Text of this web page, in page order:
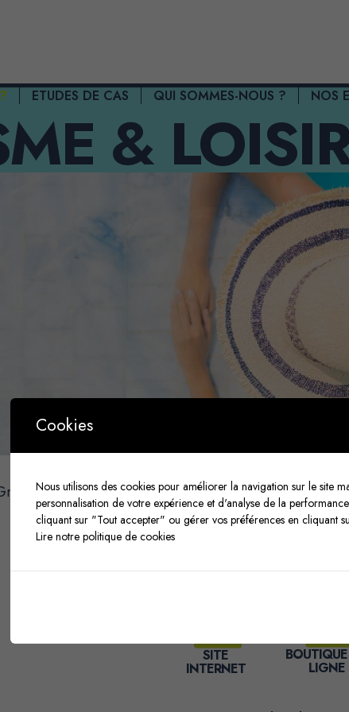
ETUDES DE CAS QUI SOMMES-NOUS ? NOS
&
à nos nombreux clients, nous avons pu
afin depromouvoirdestinations,
SITE
INTERNET LIGNE
Cookies
Nous utilisons des cookies pour améliorer la navigation sur le site
personnalisation de votre expérience et d'analyse de la
cliquant sur "Tout accepter" ou gérer vos préférences en cliquant
Lire notre politique de cookies